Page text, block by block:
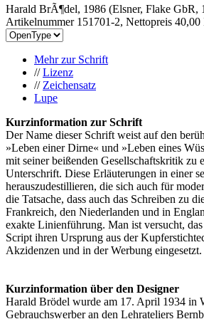
Harald BrÃ¶del, 1986 (Elsner, Flake GbR,
Artikelnummer 151701-2, Nettopreis 40,00
Mehr zur Schrift
//Lizenz
// Zeichensatz
Lupe
Kurzinformation zur Schrift
Der Name dieser Schrift weist auf den
»Leben einer Dirne« und »Leben eines
mit seiner beißenden Gesellschaftskritik zu
Unterschrift. Diese Erläuterungen in einer
herauszudestillieren, die sich auch für
die Tatsache, dass auch das Schreiben zu
Frankreich, den Niederlanden und in
exakte Linienführung. Man ist versucht,
Script ihren Ursprung aus der
Akzidenzen und in der Werbung
Kurzinformation über den Designer
Harald Brödel wurde am 17. April 1934 in
Gebrauchswerber an den Lehrateliers